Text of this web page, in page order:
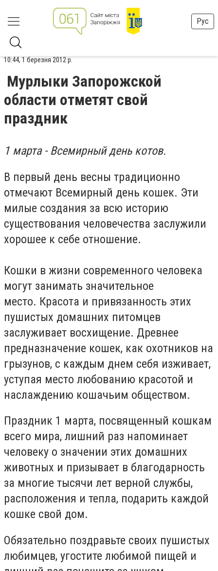
Рус
10:44, 1 березня 2012 р.
Мурлыки Запорожской
области отметят свой
праздник
1 марта - Всемирный день котов.
В первый день весны традиционно
отмечают Всемирный день кошек. Эти
милые создания за всю историю
существования человечества заслужили
хорошее к себе отношение.
Кошки в жизни современного человека
могут занимать значительное
место. Красота и привязанность этих
пушистых домашних питомцев
заслуживает восхищение. Древнее
предназначение кошек, как охотников на
грызунов, с каждым днем себя изживает,
уступая место любованию красотой и
наслаждению кошачьим обществом.
Праздник 1 марта, посвященный кошкам
всего мира, лишний раз напоминает
человеку о значении этих домашних
животных и призывает в благодарность
за многие тысячи лет верной службы,
расположения и тепла, подарить каждой
кошке свой дом.
Обязательно поздравьте своих пушистых
любимцев, угостите любимой пищей и